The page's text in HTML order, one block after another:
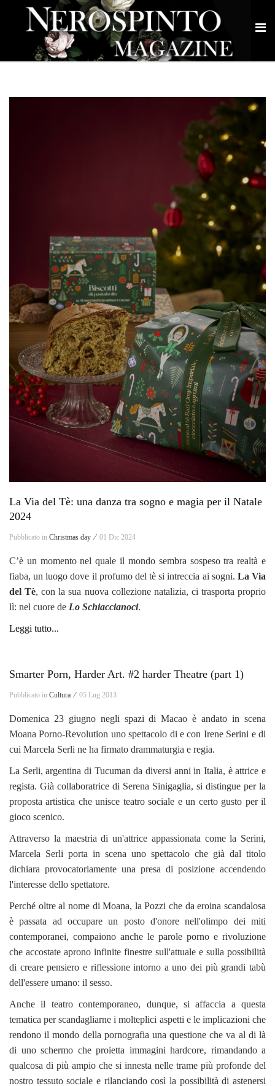
La Via del Tè: una danza tra sogno e magia per il Natale
2024
Pubblicato in Christmas day ⁄ 01 Dic 2024
C’è un momento nel quale il mondo sembra sospeso tra realtà e
fiaba, un luogo dove il profumo del tè si intreccia ai sogni. La Via
del Tè, con la sua nuova collezione natalizia, ci trasporta proprio
lì: nel cuore de Lo Schiaccianoci.
Leggi tutto...
Smarter Porn, Harder Art. #2 harder Theatre (part 1)
Pubblicato in Cultura ⁄ 05 Lug 2013
Domenica 23 giugno negli spazi di Macao è andato in scena
Moana Porno-Revolution uno spettacolo di e con Irene Serini e di
cui Marcela Serli ne ha firmato drammaturgia e regia.
La Serli, argentina di Tucuman da diversi anni in Italia, è attrice e
regista. Già collaboratrice di Serena Sinigaglia, si distingue per la
proposta artistica che unisce teatro sociale e un certo gusto per il
gioco scenico.
Attraverso la maestria di un'attrice appassionata come la Serini,
Marcela Serli porta in scena uno spettacolo che già dal titolo
dichiara provocatoriamente una presa di posizione accendendo
l'interesse dello spettatore.
Perché oltre al nome di Moana, la Pozzi che da eroina scandalosa
è passata ad occupare un posto d'onore nell'olimpo dei miti
contemporanei, compaiono anche le parole porno e rivoluzione
che accostate aprono infinite finestre sull'attuale e sulla possibilità
di creare pensiero e riflessione intorno a uno dei più grandi tabù
dell'essere umano: il sesso.
Anche il teatro contemporaneo, dunque, si affaccia a questa
tematica per scandagliarne i molteplici aspetti e le implicazioni che
rendono il mondo della pornografia una questione che va al di là
di uno schermo che proietta immagini hardcore, rimandando a
qualcosa di più ampio che si innesta nelle trame più profonde del
nostro tessuto sociale e rilanciando così la possibilità di astenersi